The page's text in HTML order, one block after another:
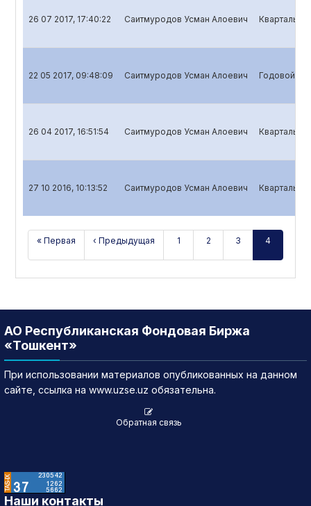
26 07 2017, 17:40:22 Саитмуродов Усман Алоевич
22 05 2017, 09:48:09 Саитмуродов Усман Алоевич Годовой
26 04 2017, 16:51:54 Саитмуродов Усман Алоевич
27 10 2016, 10:13:52 Саитмуродов Усман Алоевич
« Первая ‹ Предыдущая 1 2 3 4
АО Республиканская Фондовая Биржа
«Тошкент»
При использовании материалов опубликованных на данном
сайте, ссылка на www.uzse.uz обязательна.
Обратная связь
Наши контакты